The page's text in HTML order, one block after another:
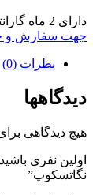
دارای 2 ماه گارانتی و 10 سال خدمات پس از فروش
جهت سفارش و
نظرات (0)
دیدگاهها
هیچ دیدگاهی
اولین نفری
نگاتسکوپ”